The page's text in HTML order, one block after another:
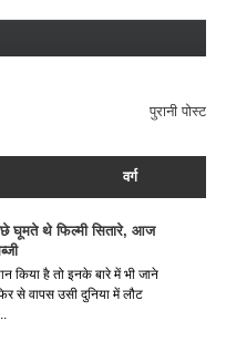
पुरानी पोस्ट
वर्ग
घूमते थे फिल्मी सितारे, आज
किया है तो इनके बारे में भी जाने
से वापस उसी दुनिया में लौट